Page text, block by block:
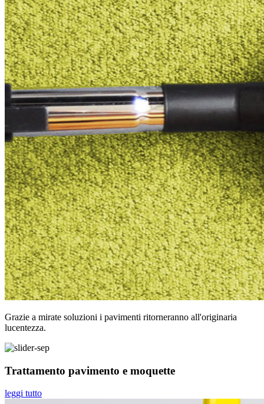
Grazie a mirate soluzioni i pavimenti ritorneranno all'originaria
lucentezza.
Trattamento pavimento e moquette
leggi tutto